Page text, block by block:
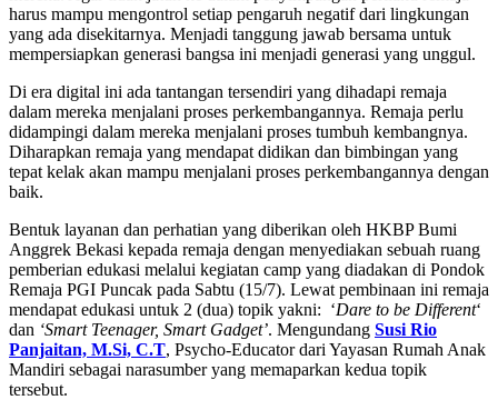
harus mampu mengontrol setiap pengaruh negatif dari lingkungan
yang ada disekitarnya. Menjadi tanggung jawab bersama untuk
mempersiapkan generasi bangsa ini menjadi generasi yang unggul.
Di era digital ini ada tantangan tersendiri yang dihadapi remaja
dalam mereka menjalani proses perkembangannya. Remaja perlu
didampingi dalam mereka menjalani proses tumbuh kembangnya.
Diharapkan remaja yang mendapat didikan dan bimbingan yang
tepat kelak akan mampu menjalani proses perkembangannya dengan
baik.
Bentuk layanan dan perhatian yang diberikan oleh HKBP Bumi
Anggrek Bekasi kepada remaja dengan menyediakan sebuah ruang
pemberian edukasi melalui kegiatan camp yang diadakan di Pondok
Remaja PGI Puncak pada Sabtu (15/7). Lewat pembinaan ini remaja
mendapat edukasi untuk 2 (dua) topik yakni: ‘Dare to be Different‘
dan ‘Smart Teenager, Smart Gadget’. Mengundang Susi Rio
Panjaitan, M.Si, C.T, Psycho-Educator dari Yayasan Rumah Anak
Mandiri sebagai narasumber yang memaparkan kedua topik
tersebut.